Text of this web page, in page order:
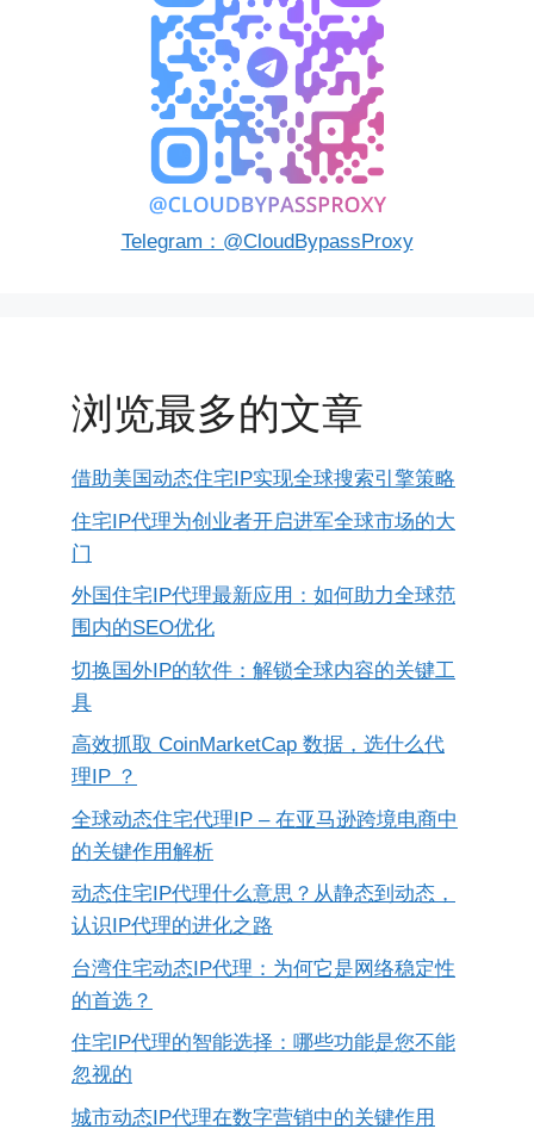
Telegram：@CloudBypassProxy
浏览最多的文章
借助美国动态住宅IP实现全球搜索引擎策略
住宅IP代理为创业者开启进军全球市场的大
门
外国住宅IP代理最新应用：如何助力全球范
围内的SEO优化
切换国外IP的软件：解锁全球内容的关键工
具
高效抓取 CoinMarketCap 数据，选什么代
理IP ？
全球动态住宅代理IP – 在亚马逊跨境电商中
的关键作用解析
动态住宅IP代理什么意思？从静态到动态，
认识IP代理的进化之路
台湾住宅动态IP代理：为何它是网络稳定性
的首选？
住宅IP代理的智能选择：哪些功能是您不能
忽视的
城市动态IP代理在数字营销中的关键作用